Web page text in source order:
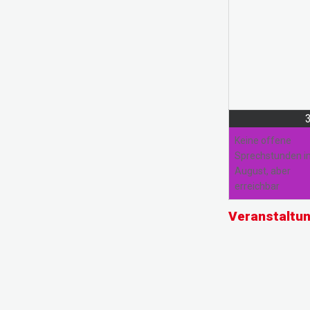
Keine offene
Sprechstunden
August, aber
erreichbar